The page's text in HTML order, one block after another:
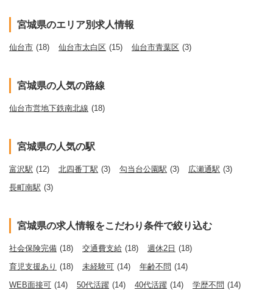
宮城県のエリア別求人情報
仙台市 (18) 仙台市太白区 (15) 仙台市青葉区 (3)
宮城県の人気の路線
仙台市営地下鉄南北線 (18)
宮城県の人気の駅
富沢駅 (12) 北四番丁駅 (3) 勾当台公園駅 (3) 広瀬通駅 (3)
長町南駅 (3)
宮城県の求人情報をこだわり条件で絞り込む
社会保険完備 (18) 交通費支給 (18) 週休2日 (18)
育児支援あり (18) 未経験可 (14) 年齢不問 (14)
WEB面接可 (14) 50代活躍 (14) 40代活躍 (14) 学歴不問 (14)